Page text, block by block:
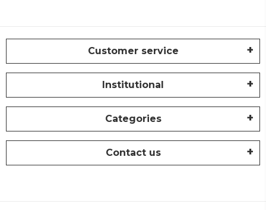
Customer service
Institutional
Categories
Contact us